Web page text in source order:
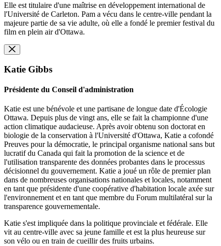
Elle est titulaire d'une maîtrise en développement international de
l'Université de Carleton. Pam a vécu dans le centre-ville pendant la
majeure partie de sa vie adulte, où elle a fondé le premier festival du
film en plein air d'Ottawa.
Katie Gibbs
Présidente du Conseil d'administration
Katie est une bénévole et une partisane de longue date d'Écologie
Ottawa. Depuis plus de vingt ans, elle se fait la championne d'une
action climatique audacieuse. Après avoir obtenu son doctorat en
biologie de la conservation à l'Université d'Ottawa, Katie a cofondé
Preuves pour la démocratie, le principal organisme national sans but
lucratif du Canada qui fait la promotion de la science et de
l'utilisation transparente des données probantes dans le processus
décisionnel du gouvernement. Katie a joué un rôle de premier plan
dans de nombreuses organisations nationales et locales, notamment
en tant que présidente d'une coopérative d'habitation locale axée sur
l'environnement et en tant que membre du Forum multilatéral sur la
transparence gouvernementale.
Katie s'est impliquée dans la politique provinciale et fédérale. Elle
vit au centre-ville avec sa jeune famille et est la plus heureuse sur
son vélo ou en train de cueillir des fruits urbains.